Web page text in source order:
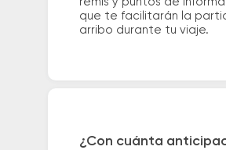
que te facilitarán la
arribo durante tu viaje.
¿Con cuánta